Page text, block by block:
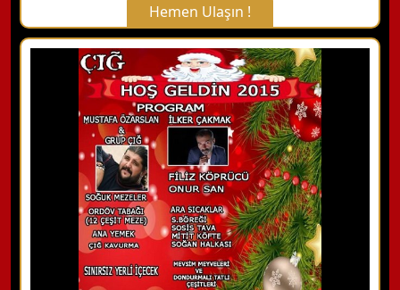
Hemen Ulaşın !
X Kapat
WhatsApp ile Bilgi Alın
Hemen Arayın
Detaylı Bilgi Alın